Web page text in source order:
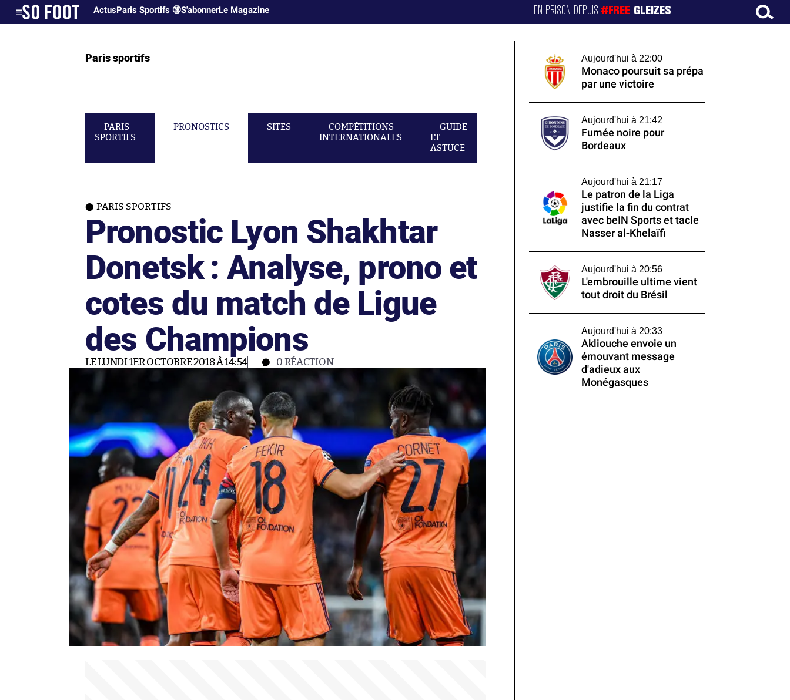
ActusParis Sportifs 🔞S'abonnerLe Magazine EN PRISON DEPUIS#FREE GLEIZES
Paris sportifs
PARIS
SPORTIFS
PRONOSTICS SITES
COMPÉTITIONS
INTERNATIONALES
GUIDE
ET
ASTUCE
PARIS SPORTIFS
Pronostic Lyon Shakhtar
Donetsk : Analyse, prono et
cotes du match de Ligue
des Champions
LE LUNDI 1ER OCTOBRE 2018 À 14:54 0 RÉACTION
Aujourd'hui à 22:00
Monaco poursuit sa prépa
par une victoire
Aujourd'hui à 21:42
Fumée noire pour
Bordeaux
Aujourd'hui à 21:17
Le patron de la Liga
justifie la fin du contrat
avec beIN Sports et tacle
Nasser al-Khelaïfi
Aujourd'hui à 20:56
L'embrouille ultime vient
tout droit du Brésil
Aujourd'hui à 20:33
Akliouche envoie un
émouvant message
d'adieux aux
Monégasques